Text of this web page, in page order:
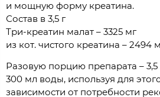
и мощную форму креатина.
Состав в 3,5 г
Три-креатин малат – 3325 мг
из кот. чистого креатина – 2494
Разовую порцию препарата – 3,5
300 мл воды, используя для
зависимости от потребности